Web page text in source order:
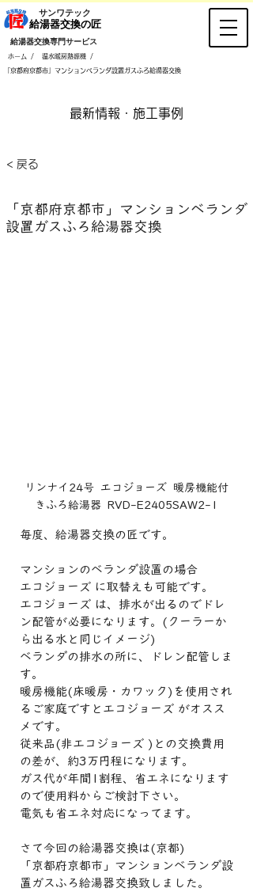
ホーム / 温水暖房熱源機 /
「京都府京都市」マンションベランダ設置ガスふろ給湯器交換
​サンワテック
​給湯器交換の匠
​給湯器交換専門サービス
​最新情報・施工事例
< 戻る
「京都府京都市」マンションベランダ
設置ガスふろ給湯器交換
リンナイ24号  エコジョーズ  暖房機能付
きふろ給湯器  RVD-E2405SAW2-1
毎度、給湯器交換の匠です。
マンションのベランダ設置の場合
エコジョーズ に取替えも可能です。
エコジョーズ は、排水が出るのでドレ
ン配管が必要になります。(クーラーか
ら出る水と同じイメージ)
ベランダの排水の所に、ドレン配管しま
す。
暖房機能(床暖房・カワック)を使用され
るご家庭ですとエコジョーズ がオスス
メです。
従来品(非エコジョーズ )との交換費用
の差が、約3万円程になります。
ガス代が年間1割程、省エネになります
ので使用料からご検討下さい。
電気も省エネ対応になってます。
さて今回の給湯器交換は(京都)
「京都府京都市」マンションベランダ設
置ガスふろ給湯器交換致しました。